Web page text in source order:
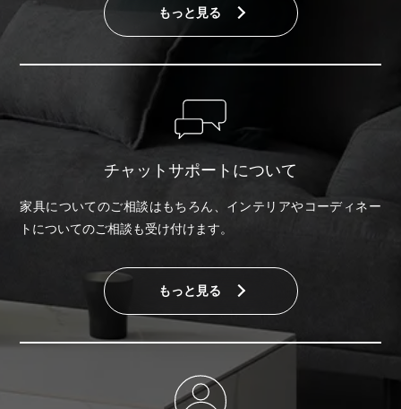
もっと見る
チャットサポートについて
家具についてのご相談はもちろん、インテリアやコーディネー
トについてのご相談も受け付けます。
もっと見る